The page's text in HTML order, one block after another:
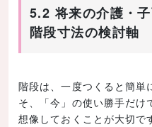
5.2 将来の介護・
階段寸法の検討軸
階段は、一度つくると簡単
そ、「今」の使い勝手だけ
想像しておくことが大切で